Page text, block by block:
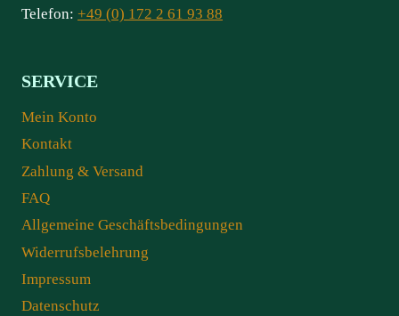
Telefon: +49 (0) 172 2 61 93 88
SERVICE
Mein Konto
Kontakt
Zahlung & Versand
FAQ
Allgemeine Geschäftsbedingungen
Widerrufsbelehrung
Impressum
Datenschutz